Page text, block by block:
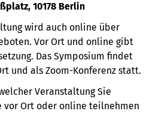
10178 Berlin
wird auch online über
Vor Ort und online gibt
Das Symposium findet
und als Zoom-Konferenz statt.
Veranstaltung Sie
vor Ort oder online teilnehmen